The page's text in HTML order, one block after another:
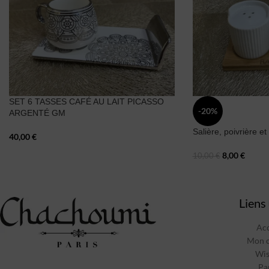
SET 6 TASSES CAFÉ AU LAIT PICASSO
ARGENTÉ GM
40,00€
-20%
Salière, poivrière
8,00€
Mon